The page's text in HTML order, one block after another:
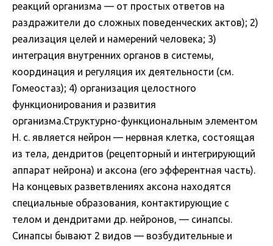
реакций организма — от простых ответов на
раздражители до сложных поведенческих актов); 2)
реализация целей и намерений человека; 3)
интеграция внутренних органов в системы,
координация и регуляция их деятельности (см.
Гомеостаз); 4) организация целостного
функционирования и развития
организма.Структурно-функциональным элементом
Н. с. является нейрон — нервная клетка, состоящая
из тела, дендритов (рецепторный и интегрирующий
аппарат нейрона) и аксона (его эфферентная часть).
На концевых разветвлениях аксона находятся
специальные образования, контактирующие с
телом и дендритами др. нейронов, — синапсы.
Синапсы бывают 2 видов — возбудительные и